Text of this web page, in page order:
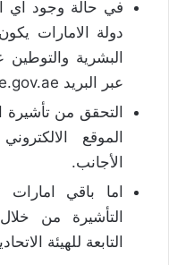
في حالة وجود
دولة الامارات
البشرية والتوطين
عبر البريد ask@mohre.gov.ae
التحقق من
الموقع
الأجانب.
اما باقي
التابعة للهيئة